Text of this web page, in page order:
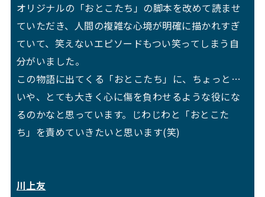
オリジナルの「おとこたち」の脚本を改めて読ませ
ていただき、人間の複雑な心境が明確に描かれすぎ
ていて、笑えないエピソードもつい笑ってしまう自
分がいました。
この物語に出てくる「おとこたち」に、ちょっと…
いや、とても大きく心に傷を負わせるような役にな
るのかなと思っています。じわじわと「おとこた
ち」を責めていきたいと思います(笑)
川上友